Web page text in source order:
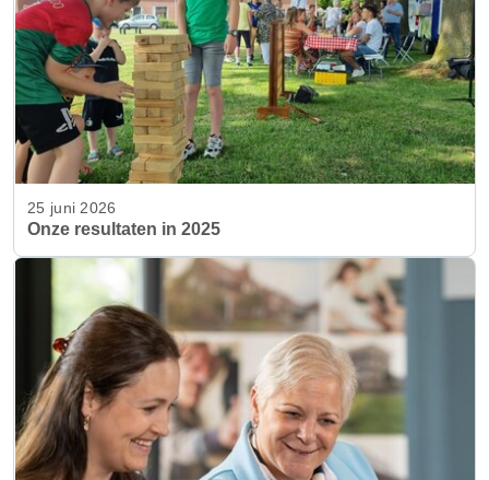
Onze resultaten in 2025
25 juni 2026